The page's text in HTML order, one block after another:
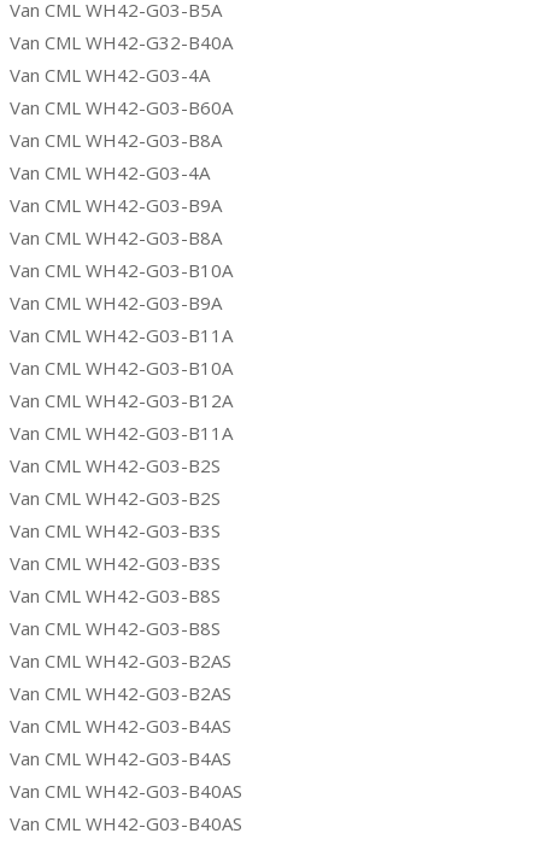
Van CML WH42-G03-B5A
Van CML WH42-G32-B40A
Van CML WH42-G03-4A
Van CML WH42-G03-B60A
Van CML WH42-G03-B8A
Van CML WH42-G03-4A
Van CML WH42-G03-B9A
Van CML WH42-G03-B8A
Van CML WH42-G03-B10A
Van CML WH42-G03-B9A
Van CML WH42-G03-B11A
Van CML WH42-G03-B10A
Van CML WH42-G03-B12A
Van CML WH42-G03-B11A
Van CML WH42-G03-B2S
Van CML WH42-G03-B2S
Van CML WH42-G03-B3S
Van CML WH42-G03-B3S
Van CML WH42-G03-B8S
Van CML WH42-G03-B8S
Van CML WH42-G03-B2AS
Van CML WH42-G03-B2AS
Van CML WH42-G03-B4AS
Van CML WH42-G03-B4AS
Van CML WH42-G03-B40AS
Van CML WH42-G03-B40AS